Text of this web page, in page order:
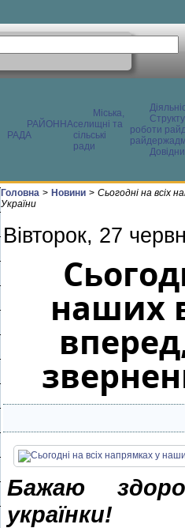
РАЙОННА
РАДА
Міська,
селищні та
сільські
ради
роботи
Головна > Новини > Сьогодні на всіх
України
Вівторок, 27
наших
Бажаю
українки!